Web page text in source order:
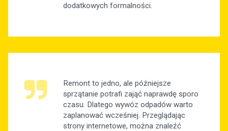
dodatkowych formalności.
Remont to jedno, ale późniejsze
sprzątanie potrafi zająć naprawdę sporo
czasu. Dlatego wywóz odpadów warto
zaplanować wcześniej. Przeglądając
strony internetowe, można znaleźć